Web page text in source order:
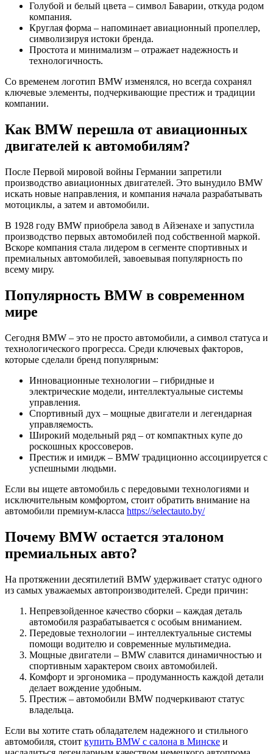
Голубой и белый цвета – символ Баварии, откуда родом
компания.
Круглая форма – напоминает авиационный пропеллер,
символизируя истоки бренда.
Простота и минимализм – отражает надежность и
технологичность.
Со временем логотип BMW изменялся, но всегда сохранял
ключевые элементы, подчеркивающие престиж и традиции
компании.
Как BMW перешла от авиационных
двигателей к автомобилям?
После Первой мировой войны Германии запретили
производство авиационных двигателей. Это вынудило BMW
искать новые направления, и компания начала разрабатывать
мотоциклы, а затем и автомобили.
В 1928 году BMW приобрела завод в Айзенахе и запустила
производство первых автомобилей под собственной маркой.
Вскоре компания стала лидером в сегменте спортивных и
премиальных автомобилей, завоевывая популярность по
всему миру.
Популярность BMW в современном
мире
Сегодня BMW – это не просто автомобили, а символ статуса и
технологического прогресса. Среди ключевых факторов,
которые сделали бренд популярным:
Инновационные технологии – гибридные и
электрические модели, интеллектуальные системы
управления.
Спортивный дух – мощные двигатели и легендарная
управляемость.
Широкий модельный ряд – от компактных купе до
роскошных кроссоверов.
Престиж и имидж – BMW традиционно ассоциируется с
успешными людьми.
Если вы ищете автомобиль с передовыми технологиями и
исключительным комфортом, стоит обратить внимание на
автомобили премиум-класса https://selectauto.by/
Почему BMW остается эталоном
премиальных авто?
На протяжении десятилетий BMW удерживает статус одного
из самых уважаемых автопроизводителей. Среди причин:
Непревзойденное качество сборки – каждая деталь
автомобиля разрабатывается с особым вниманием.
Передовые технологии – интеллектуальные системы
помощи водителю и современные мультимедиа.
Мощные двигатели – BMW славится динамичностью и
спортивным характером своих автомобилей.
Комфорт и эргономика – продуманность каждой детали
делает вождение удобным.
Престиж – автомобили BMW подчеркивают статус
владельца.
Если вы хотите стать обладателем надежного и стильного
автомобиля, стоит купить BMW с салона в Минске и